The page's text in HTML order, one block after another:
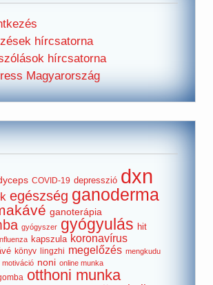
hírcsatorna
hírcsatorna
Magyarország
COVID-19 depresszió dxn
egészség ganoderma
ganoterápia
gyógyszer gyógyulás hit
kapszula koronavírus
könyv lingzhi megelőzés mengkudu
motiváció noni online munka
otthoni munka